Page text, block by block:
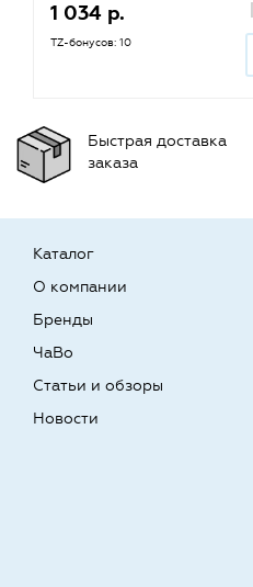
1 034 р.
TZ-бонусов: 10
Быстрая доставка
заказа
Каталог
О компании
Бренды
ЧаВо
Статьи и обзоры
Новости